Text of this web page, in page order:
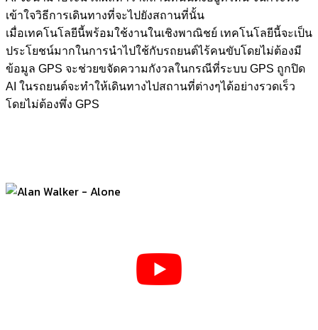
เข้าใจวิธีการเดินทางที่จะไปยังสถานที่นั้น
เมื่อเทคโนโลยีนี้พร้อมใช้งานในเชิงพาณิชย์ เทคโนโลยีนี้จะเป็น
ประโยชน์มากในการนำไปใช้กับรถยนต์ไร้คนขับโดยไม่ต้องมี
ข้อมูล GPS จะช่วยขจัดความกังวลในกรณีที่ระบบ GPS ถูกปิด
AI ในรถยนต์จะทำให้เดินทางไปสถานที่ต่างๆได้อย่างรวดเร็ว
โดยไม่ต้องพึ่ง GPS